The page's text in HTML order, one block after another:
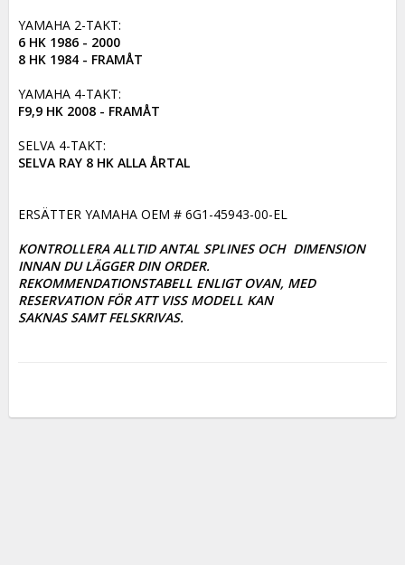
6 HK 1986 - 2000
8 HK 1984 - FRAMÅT
F9,9 HK 2008 - FRAMÅT
SELVA RAY 8 HK ALLA ÅRTAL
ERSÄTTER YAMAHA OEM # 6G1-45943-00-EL
KONTROLLERA ALLTID ANTAL SPLINES OCH  DIMENSION
INNAN DU LÄGGER DIN ORDER.
REKOMMENDATIONSTABELL ENLIGT OVAN, MED
RESERVATION FÖR ATT VISS MODELL KAN
SAKNAS SAMT FELSKRIVAS.